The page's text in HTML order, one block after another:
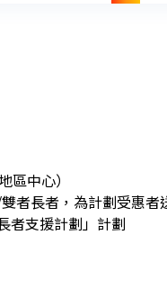
中心）
者長者，為計劃受惠者
者支援計劃」計劃